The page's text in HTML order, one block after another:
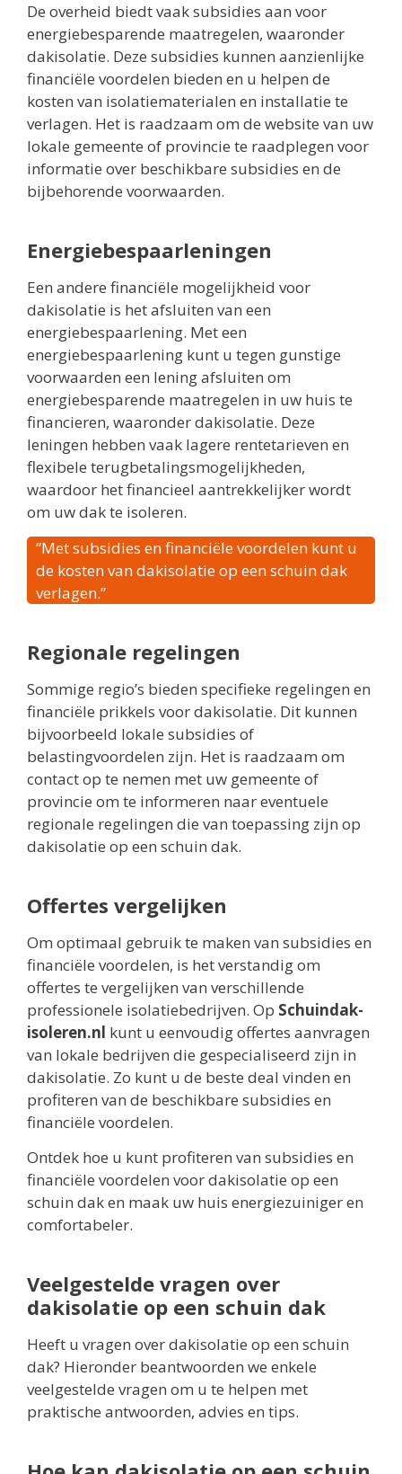
De overheid biedt vaak subsidies aan voor
energiebesparende maatregelen, waaronder
dakisolatie. Deze subsidies kunnen aanzienlijke
financiële voordelen bieden en u helpen de
kosten van isolatiematerialen en installatie te
verlagen. Het is raadzaam om de website van uw
lokale gemeente of provincie te raadplegen voor
informatie over beschikbare subsidies en de
bijbehorende voorwaarden.
Energiebespaarleningen
Een andere financiële mogelijkheid voor
dakisolatie is het afsluiten van een
energiebespaarlening. Met een
energiebespaarlening kunt u tegen gunstige
voorwaarden een lening afsluiten om
energiebesparende maatregelen in uw huis te
financieren, waaronder dakisolatie. Deze
leningen hebben vaak lagere rentetarieven en
flexibele terugbetalingsmogelijkheden,
waardoor het financieel aantrekkelijker wordt
om uw dak te isoleren.
“Met subsidies en financiële voordelen kunt u
de kosten van dakisolatie op een schuin dak
verlagen.”
Regionale regelingen
Sommige regio’s bieden specifieke regelingen en
financiële prikkels voor dakisolatie. Dit kunnen
bijvoorbeeld lokale subsidies of
belastingvoordelen zijn. Het is raadzaam om
contact op te nemen met uw gemeente of
provincie om te informeren naar eventuele
regionale regelingen die van toepassing zijn op
dakisolatie op een schuin dak.
Offertes vergelijken
Om optimaal gebruik te maken van subsidies en
financiële voordelen, is het verstandig om
offertes te vergelijken van verschillende
professionele isolatiebedrijven. Op Schuindak-
isoleren.nl kunt u eenvoudig offertes aanvragen
van lokale bedrijven die gespecialiseerd zijn in
dakisolatie. Zo kunt u de beste deal vinden en
profiteren van de beschikbare subsidies en
financiële voordelen.
Ontdek hoe u kunt profiteren van subsidies en
financiële voordelen voor dakisolatie op een
schuin dak en maak uw huis energiezuiniger en
comfortabeler.
Veelgestelde vragen over
dakisolatie op een schuin dak
Heeft u vragen over dakisolatie op een schuin
dak? Hieronder beantwoorden we enkele
veelgestelde vragen om u te helpen met
praktische antwoorden, advies en tips.